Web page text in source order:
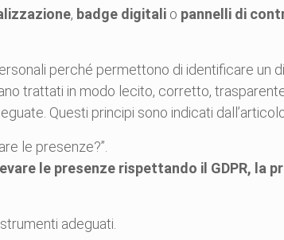
, badge digitali o pannelli di
perché permettono di identificare un
trattati in modo lecito, corretto,
Questi principi sono indicati
le presenze?”.
le presenze rispettando il GDPR, la
adeguati.